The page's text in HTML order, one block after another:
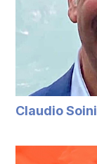
Claudio Soini